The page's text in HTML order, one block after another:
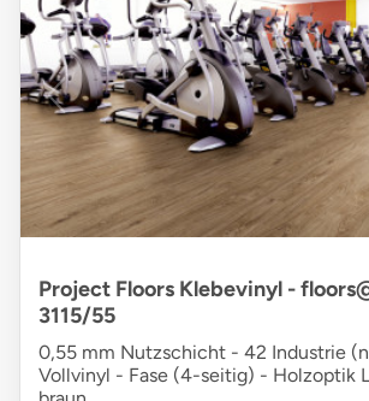
Project Floors Klebevinyl -
3115/55
0,55 mm Nutzschicht - 42 Industrie
Vollvinyl - Fase (4-seitig) - Holzoptik